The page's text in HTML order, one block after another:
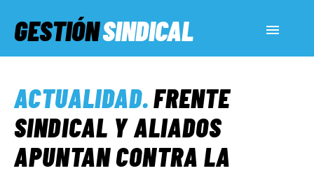
GESTIÓNSINDICAL
SERVICIOS SOCIALES
INFORMES ESPECIALES
ACTUALIDAD.FRENTE
SINDICAL Y ALIADOS
APUNTAN CONTRA LA